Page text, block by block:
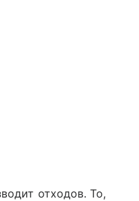
отходов. То,